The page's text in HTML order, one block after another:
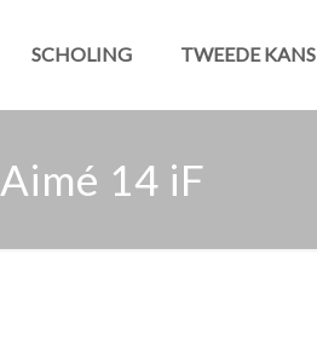
SCHOLING TWEEDE KANS
Aimé 14 iF